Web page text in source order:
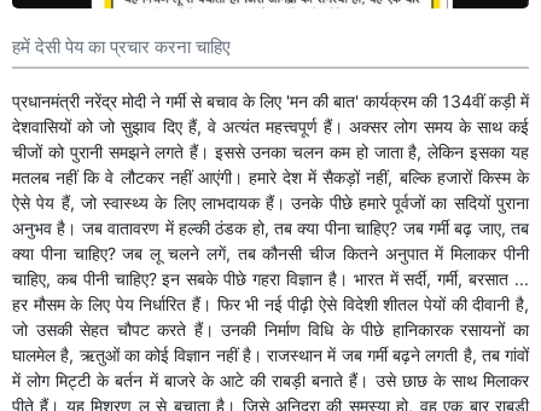
हमें देसी पेय का प्रचार करना चाहिए
प्रधानमंत्री नरेंद्र मोदी ने गर्मी से बचाव के लिए 'मन की बात' कार्यक्रम की 134वीं कड़ी में
देशवासियों को जो सुझाव दिए हैं, वे अत्यंत महत्त्वपूर्ण हैं। अक्सर लोग समय के साथ कई
चीजों को पुरानी समझने लगते हैं। इससे उनका चलन कम हो जाता है, लेकिन इसका यह
मतलब नहीं कि वे लौटकर नहीं आएंगी। हमारे देश में सैकड़ों नहीं, बल्कि हजारों किस्म के
ऐसे पेय हैं, जो स्वास्थ्य के लिए लाभदायक हैं। उनके पीछे हमारे पूर्वजों का सदियों पुराना
अनुभव है। जब वातावरण में हल्की ठंडक हो, तब क्या पीना चाहिए? जब गर्मी बढ़ जाए, तब
क्या पीना चाहिए? जब लू चलने लगें, तब कौनसी चीज कितने अनुपात में मिलाकर पीनी
चाहिए, कब पीनी चाहिए? इन सबके पीछे गहरा विज्ञान है। भारत में सर्दी, गर्मी, बरसात ...
हर मौसम के लिए पेय निर्धारित हैं। फिर भी नई पीढ़ी ऐसे विदेशी शीतल पेयों की दीवानी है,
जो उसकी सेहत चौपट करते हैं। उनकी निर्माण विधि के पीछे हानिकारक रसायनों का
घालमेल है, ऋतुओं का कोई विज्ञान नहीं है। राजस्थान में जब गर्मी बढ़ने लगती है, तब गांवों
में लोग मिट्टी के बर्तन में बाजरे के आटे की राबड़ी बनाते हैं। उसे छाछ के साथ मिलाकर
पीते हैं। यह मिश्रण लू से बचाता है। जिसे अनिद्रा की समस्या हो, वह एक बार राबड़ी